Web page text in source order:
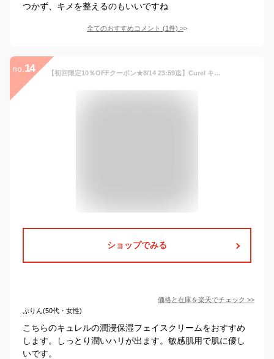
つかず、キメを整えるのもいいですね
全てのおすすめコメント (1件) >
no. 14 【初回限定10％OFFクーポン★8/14 23:59迄】Curel キュレル 潤浸保湿 フェイスクリーム (40g) 花王 キュレルフェイスクリーム フェイスクリーム 朝 美白 敏感肌 乾燥肌 肌荒れ ニキビ 美白ケア 保湿ケア 保湿クリーム おすすめ 男性も
ショップでみる
価格と在庫を楽天でチェック >>
ぷりん(50代・女性)
こちらのキュレルの潤浸保湿フェイスクリームをおすすめ
します。しっとり潤いハリが出ます。敏感肌用で肌に優し
いです。